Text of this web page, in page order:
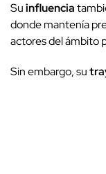
Suinfluencia
donde mantenía
actores del ámbito
Sin embargo, su